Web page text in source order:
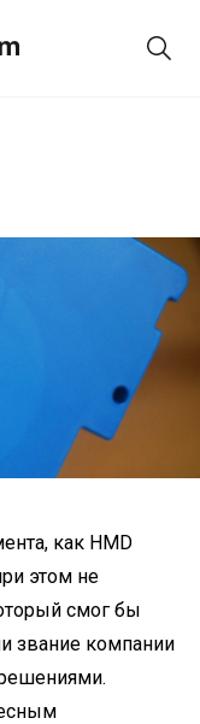
как HMD
этом не
смог бы
звание компании